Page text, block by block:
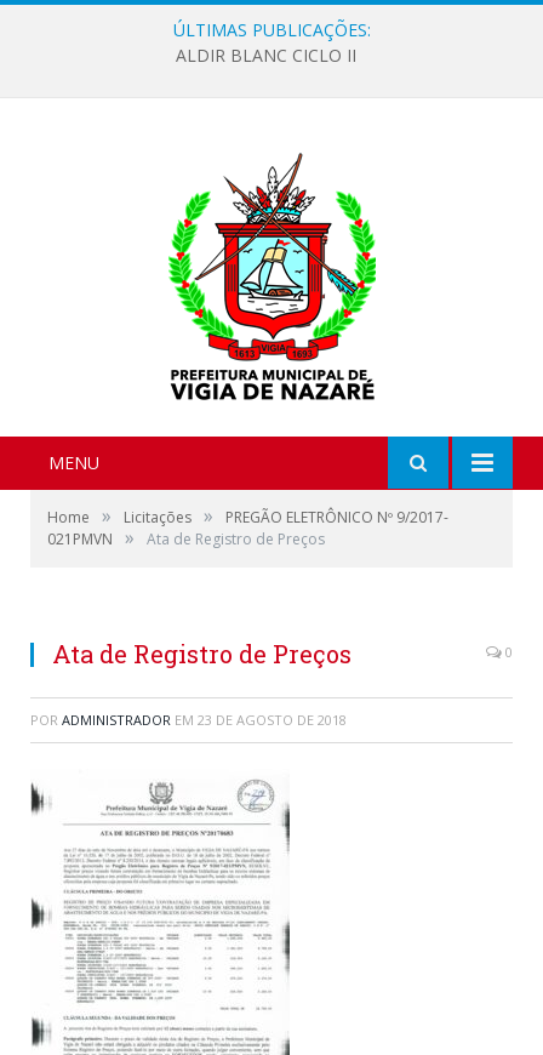
ÚLTIMAS PUBLICAÇÕES:
ALDIR BLANC CICLO II
MENU
Home » Licitações »
PREGÃO ELETRÔNICO Nº 9/2017-
021PMVN
» Ata de Registro de Preços
Ata de Registro de Preços 0
POR ADMINISTRADOR EM 23 DE AGOSTO DE 2018